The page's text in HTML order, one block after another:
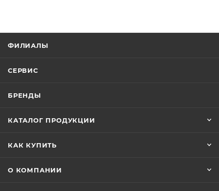
ФИЛИАЛЫ
СЕРВИС
БРЕНДЫ
КАТАЛОГ ПРОДУКЦИИ
КАК КУПИТЬ
О КОМПАНИИ